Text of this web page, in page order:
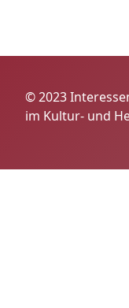
© 2023
im Kultur- und